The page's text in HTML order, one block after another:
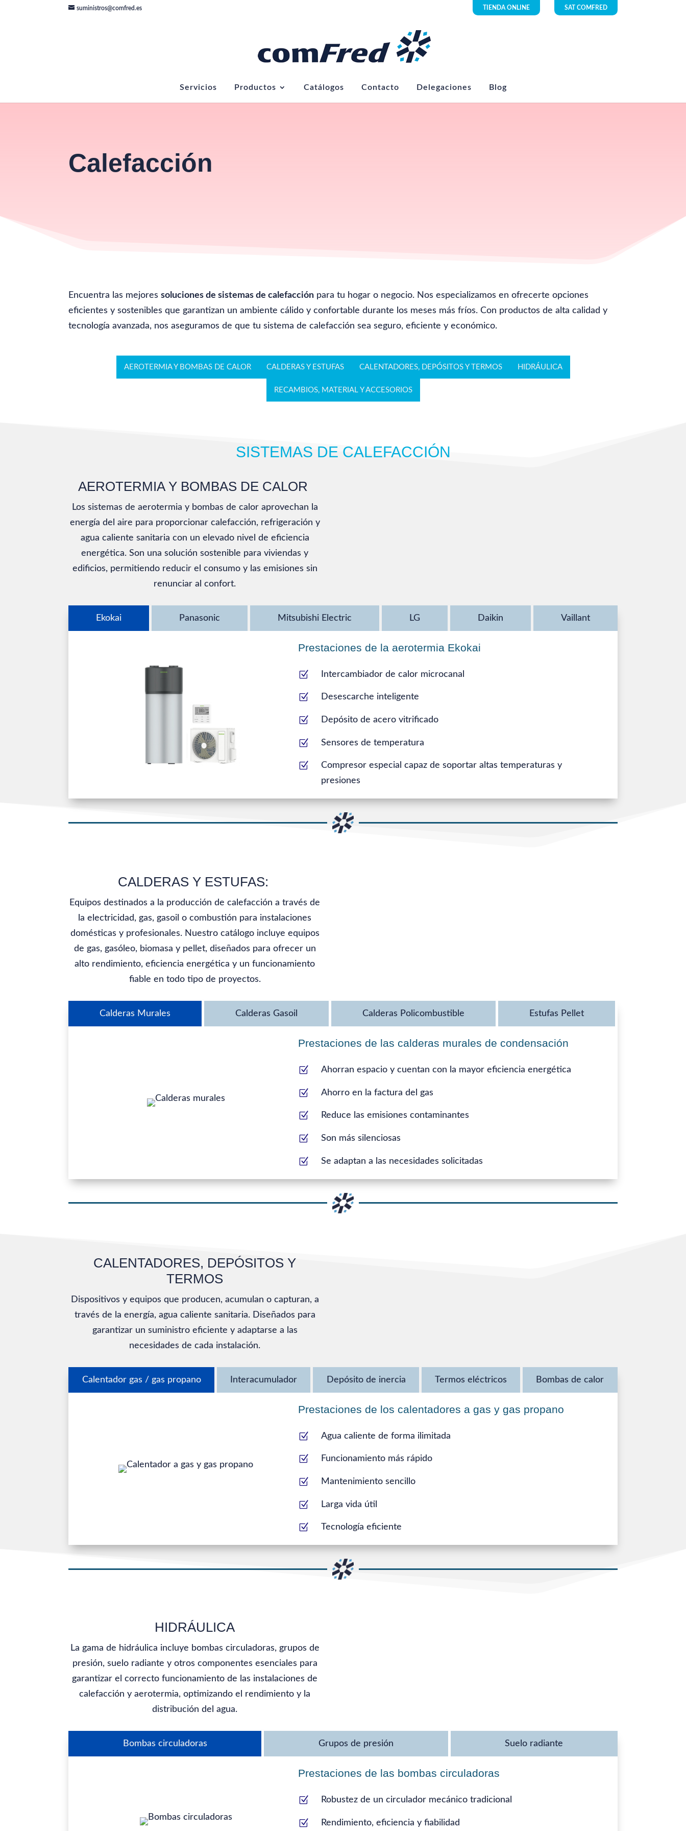
suministros@comfred.es TIENDA ONLINE SAT COMFRED
Servicios Productos Catálogos Contacto Delegaciones Blog
Calefacción
Encuentra las mejoressoluciones de sistemas de calefacción para tu hogar o negocio. Nos especializamos en ofrecerte opciones
eficientes y sostenibles que garantizan un ambiente cálido y confortable durante los meses más fríos. Con productos de alta calidad y
tecnología avanzada, nos aseguramos de que tu sistema de calefacción sea seguro, eficiente y económico.
AEROTERMIA Y BOMBAS DE CALOR CALDERAS Y ESTUFAS CALENTADORES, DEPÓSITOS Y TERMOS HIDRÁULICA
RECAMBIOS, MATERIAL Y ACCESORIOS
SISTEMAS DE CALEFACCIÓN
AEROTERMIA Y BOMBAS DE CALOR
Los sistemas de aerotermia y bombas de calor aprovechan la
energía del aire para proporcionar calefacción, refrigeración y
agua caliente sanitaria con un elevado nivel de eficiencia
energética. Son una solución sostenible para viviendas y
edificios, permitiendo reducir el consumo y las emisiones sin
renunciar al confort.
Ekokai Panasonic Mitsubishi Electric LG Daikin Vaillant
Prestaciones de la aerotermia Ekokai
Z Intercambiador de calor microcanal
Z Desescarche inteligente
Z Depósito de acero vitrificado
Z Sensores de temperatura
Z
Compresor especial capaz de soportar altas temperaturas y
presiones
CALDERAS Y ESTUFAS:
Equipos destinados a la producción de calefacción a través de
la electricidad, gas, gasoil o combustión para instalaciones
domésticas y profesionales. Nuestro catálogo incluye equipos
de gas, gasóleo, biomasa y pellet, diseñados para ofrecer un
alto rendimiento, eficiencia energética y un funcionamiento
fiable en todo tipo de proyectos.
Calderas Murales Calderas Gasoil Calderas Policombustible Estufas Pellet
Prestaciones de las calderas murales de condensación
Z Ahorran espacio y cuentan con la mayor eficiencia energética
Z Ahorro en la factura del gas
Z Reduce las emisiones contaminantes
Z Son más silenciosas
Z Se adaptan a las necesidades solicitadas
CALENTADORES, DEPÓSITOS Y
TERMOS
Dispositivos y equipos que producen, acumulan o capturan, a
través de la energía, agua caliente sanitaria. Diseñados para
garantizar un suministro eficiente y adaptarse a las
necesidades de cada instalación.
Calentador gas / gas propano Interacumulador Depósito de inercia Termos eléctricos Bombas de calor
Prestaciones de los calentadores a gas y gas propano
Z Agua caliente de forma ilimitada
Z Funcionamiento más rápido
Z Mantenimiento sencillo
Z Larga vida útil
Z Tecnología eficiente
HIDRÁULICA
La gama de hidráulica incluye bombas circuladoras, grupos de
presión, suelo radiante y otros componentes esenciales para
garantizar el correcto funcionamiento de las instalaciones de
calefacción y aerotermia, optimizando el rendimiento y la
distribución del agua.
Bombas circuladoras Grupos de presión Suelo radiante
Prestaciones de las bombas circuladoras
Z Robustez de un circulador mecánico tradicional
Z Rendimiento, eficiencia y fiabilidad